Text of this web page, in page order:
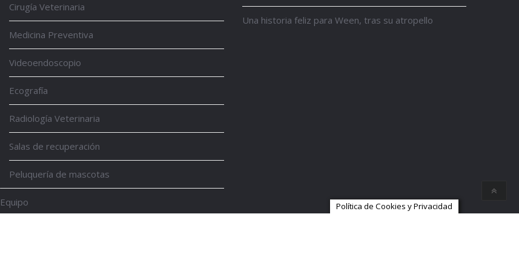
Cirugía Veterinaria
Medicina Preventiva
Videoendoscopio
Ecografía
Radiología Veterinaria
Salas de recuperación
Peluquería de mascotas
Equipo
Una historia feliz para Ween, tras su atropello
Política de Cookies y Privacidad